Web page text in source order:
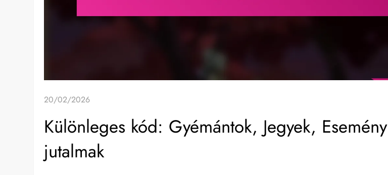
20/02/2026
Különleges kód: Gyémántok, Jegyek, Esemény
jutalmak